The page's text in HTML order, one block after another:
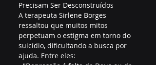
Precisam Ser Desconstruídos
A terapeuta Sirlene Borges
ressaltou que muitos mitos
perpetuam o estigma em torno do
suicídio, dificultando a busca por
ajuda. Entre eles: